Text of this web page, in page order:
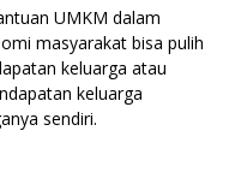
UMKM dalam
masyarakat bisa pulih
keluarga atau
keluarga
sendiri.